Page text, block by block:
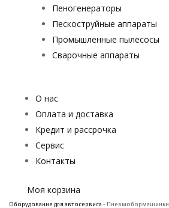
Пеногенераторы
Пескоструйные аппараты
Промышленные пылесосы
Сварочные аппараты
О нас
Оплата и доставка
Кредит и рассрочка
Сервис
Контакты
Моя корзина
Оборудование для автосервиса - Пневмобормашинки